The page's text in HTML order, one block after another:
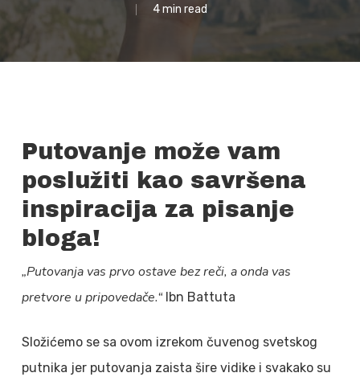
4 min read
Putovanje može vam
poslužiti kao savršena
inspiracija za pisanje
bloga!
„Putovanja vas prvo ostave bez reči, a onda vas
pretvore u pripovedače.“ Ibn Battuta
Složićemo se sa ovom izrekom čuvenog svetskog
putnika jer putovanja zaista šire vidike i svakako su